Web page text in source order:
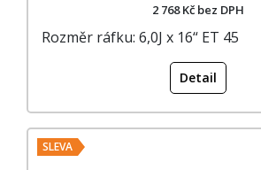
2 768 Kč bez DPH
Rozměr ráfku: 6,0J x 16“ ET 45
Detail
SLEVA